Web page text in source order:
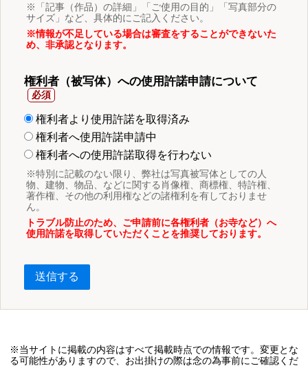
※「記事（作品）の詳細」「ご使用の目的」「写真部分の
サイズ」など、具体的にご記入ください。
※情報が不足している場合は審査をすることができないた
め、非承認となります。
権利者（被写体）への使用許諾申請について
権利者より使用許諾を取得済み
権利者へ使用許諾申請中
権利者への使用許諾取得を行わない
※特別に記載のない限り、弊社は写真被写体としての人
物、建物、物品、などに関する肖像権、商標権、特許権、
著作権、その他の利用権などの諸権利を有しておりませ
ん。
トラブル防止のため、ご申請前に各権利者（お寺など）へ
使用許諾を取得していただくことを推奨しております。
送信する
※当サイトに掲載の内容はすべて掲載時点での情報です。変更とな
る可能性がありますので、お出掛けの際は念の為事前にご確認くだ